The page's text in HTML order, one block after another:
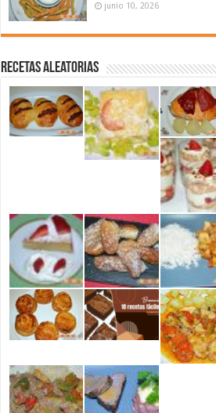
junio 10, 2026
Recetas aleatorias